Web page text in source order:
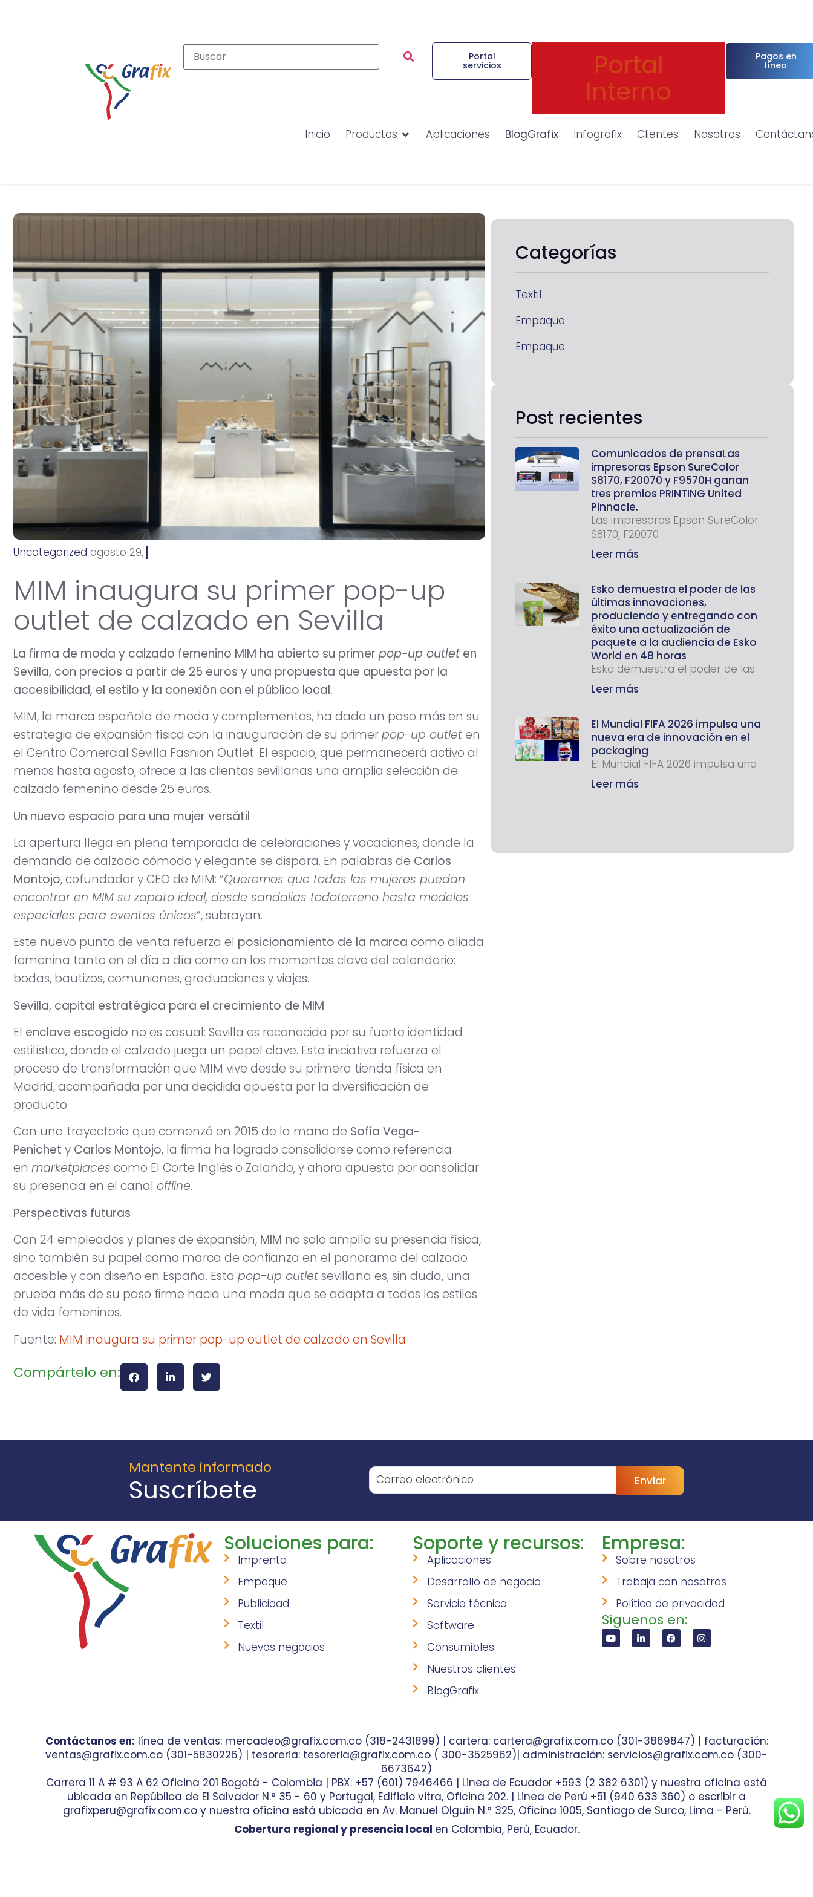
Portal
servicios Portal
Interno
Pagos en
línea
Inicio Productos Aplicaciones BlogGrafix Infografix Clientes Nosotros
Uncategorized agos
t
o
2
9
,2
0
2
5
MIM inaugura su primer pop-up
outlet de calzado en Sevilla
La firma de moda y calzado femenino MIM ha abierto su primer pop-up outlet en
Sevilla, con precios a partir de 25 euros y una propuesta que apuesta por la
accesibilidad, el estilo y la conexión con el público local.
MIM, la marca española de moda y complementos, ha dado un paso más en su
estrategia de expansión física con la inauguración de su primerpop-up outleten
el Centro Comercial Sevilla Fashion Outlet. El espacio, que permanecerá activo al
menos hasta agosto, ofrece a las clientas sevillanas una amplia selección de
calzado femenino desde 25 euros.
Un nuevo espacio para una mujer versátil
La apertura llega en plena temporada de celebraciones y vacaciones, donde la
demanda de calzado cómodo y elegante se dispara. En palabras de Carlos
Montojo, cofundador y CEO de MIM: “Queremos que todas las mujeres puedan
encontrar en MIM su zapato ideal, desde sandalias todoterreno hasta modelos
especiales para eventos únicos”, subrayan.
Este nuevo punto de venta refuerza el posicionamiento de la marca como aliada
femenina tanto en el día a día como en los momentos clave del calendario:
bodas, bautizos, comuniones, graduaciones y viajes.
Sevilla, capital estratégica para el crecimiento de MIM
El enclave escogido no es casual: Sevilla es reconocida por su fuerte identidad
estilística, donde el calzado juega un papel clave. Esta iniciativa refuerza el
proceso de transformación que MIM vive desde su primera tienda física en
Madrid, acompañada por una decidida apuesta por la diversificación de
producto.
Con una trayectoria que comenzó en 2015 de la mano de Sofía Vega-
Penichet y Carlos Montojo, la firma ha logrado consolidarse como referencia
en marketplaces como El Corte Inglés o Zalando, y ahora apuesta por consolidar
su presencia en el canal offline.
Perspectivas futuras
Con 24 empleados y planes de expansión, MIM no solo amplía su presencia física,
sino también su papel como marca de confianza en el panorama del calzado
accesible y con diseño en España. Esta pop-up outletsevillana es, sin duda, una
prueba más de su paso firme hacia una moda que se adapta a todos los estilos
de vida femeninos.
Fuente: MIM inaugura su primer pop-up outlet de calzado en Sevilla
Compártelo en:
Categorías
Textil
Empaque
Empaque
Post recientes
Comunicados de prensaLas
impresoras Epson SureColor
S8170, F20070 y F9570H ganan
tres premios PRINTING United
Pinnacle.
Las impresoras Epson SureColor
S8170, F20070
Leer más
Esko demuestra el poder de las
últimas innovaciones,
produciendo y entregando con
éxito una actualización de
paquete a la audiencia de Esko
World en 48 horas
Esko demuestra el poder de las
Leer más
El Mundial FIFA 2026 impulsa una
nueva era de innovación en el
packaging
El Mundial FIFA 2026 impulsa una
Leer más
Mantente informado
Suscríbete Enviar
Soluciones para:
Imprenta
Empaque
Publicidad
Textil
Nuevos negocios
Soporte y recursos:
Aplicaciones
Desarrollo de negocio
Servicio técnico
Software
Consumibles
Nuestros clientes
BlogGrafix
Empresa:
Sobre nosotros
Trabaja con nosotros
Política de privacidad
Síguenos en:
Contáctanos en: línea de ventas: mercadeo@grafix.com.co (318-2431899) | cartera: cartera@grafix.com.co (301-3869847) | facturación:
ventas@grafix.com.co (301-5830226) | tesoreria: tesoreria@grafix.com.co ( 300-3525962)| administración: servicios@grafix.com.co (300-
6673642)
Carrera 11 A # 93 A 62 Oficina 201 Bogotá - Colombia | PBX: +57 (601) 7946466 | Linea de Ecuador +593 (2 382 6301) y nuestra oficina está
ubicada en República de El Salvador N.° 35 - 60 y Portugal, Edificio vitra, Oficina 202. | Linea de Perú +51 (940 633 360) o escribir a
grafixperu@grafix.com.co y nuestra oficina está ubicada en Av. Manuel Olguin N.° 325, Oficina 1005, Santiago de Surco, Lima - Perú.
Cobertura regional y presencia local en Colombia, Perú, Ecuador.